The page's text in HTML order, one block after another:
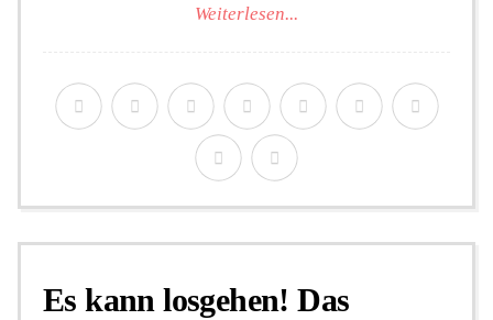
Weiterlesen...
Es kann losgehen! Das